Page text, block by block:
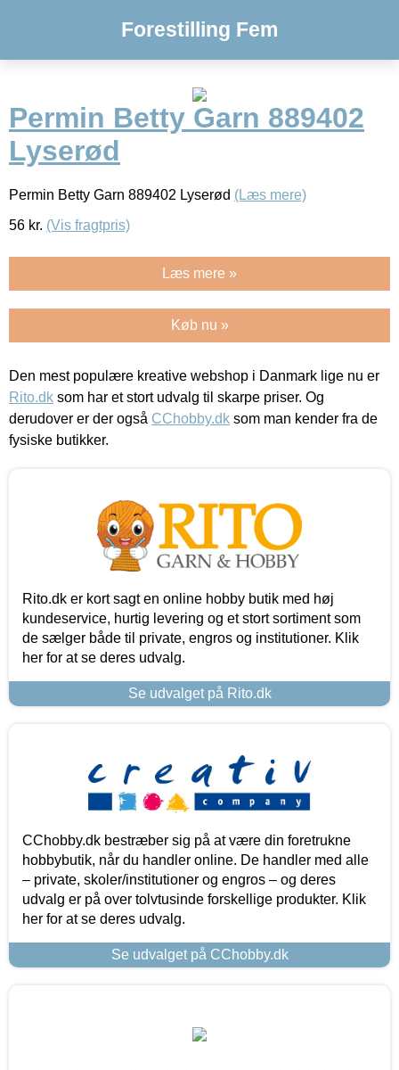
Forestilling Fem
Permin Betty Garn 889402
Lyserød
Permin Betty Garn 889402 Lyserød (Læs mere)
56 kr. (Vis fragtpris)
Læs mere »
Køb nu »
Den mest populære kreative webshop i Danmark lige nu er
Rito.dk som har et stort udvalg til skarpe priser. Og
derudover er der også CChobby.dk som man kender fra de
fysiske butikker.
Rito.dk er kort sagt en online hobby butik med høj
kundeservice, hurtig levering og et stort sortiment som
de sælger både til private, engros og institutioner. Klik
her for at se deres udvalg.
Se udvalget på Rito.dk
CChobby.dk bestræber sig på at være din foretrukne
hobbybutik, når du handler online. De handler med alle
– private, skoler/institutioner og engros – og deres
udvalg er på over tolvtusinde forskellige produkter. Klik
her for at se deres udvalg.
Se udvalget på CChobby.dk